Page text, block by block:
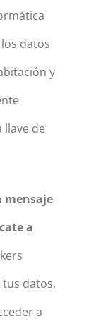
datos
y
llave de
mensaje
a
datos,
a